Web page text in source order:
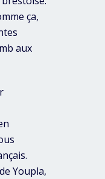
ça,
aux
Youpla,